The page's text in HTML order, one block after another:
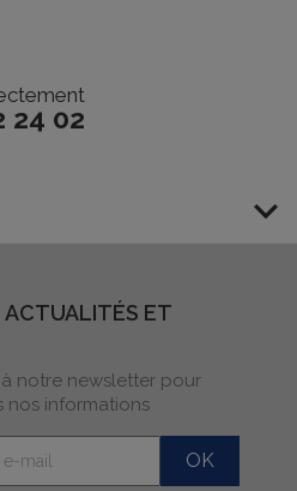
24 02

ACTUALITÉS ET
notre newsletter pour
nos informations